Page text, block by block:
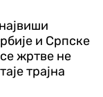
и Српске
жртве не
трајна